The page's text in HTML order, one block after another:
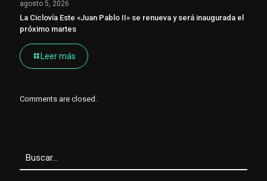
agosto 5, 2026
La Ciclovía Este «Juan Pablo II» se renueva y será inaugurada el
próximo martes
Leer más
Comments are closed.